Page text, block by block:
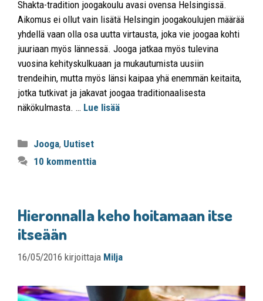
Shakta-tradition joogakoulu avasi ovensa Helsingissä.
Aikomus ei ollut vain lisätä Helsingin joogakoulujen määrää
yhdellä vaan olla osa uutta virtausta, joka vie joogaa kohti
juuriaan myös lännessä. Jooga jatkaa myös tulevina
vuosina kehityskulkuaan ja mukautumista uusiin
trendeihin, mutta myös länsi kaipaa yhä enemmän keitaita,
jotka tutkivat ja jakavat joogaa traditionaalisesta
näkökulmasta. … Lue lisää
Jooga, Uutiset
10 kommenttia
Hieronnalla keho hoitamaan itse
itseään
16/05/2016 kirjoittaja Milja